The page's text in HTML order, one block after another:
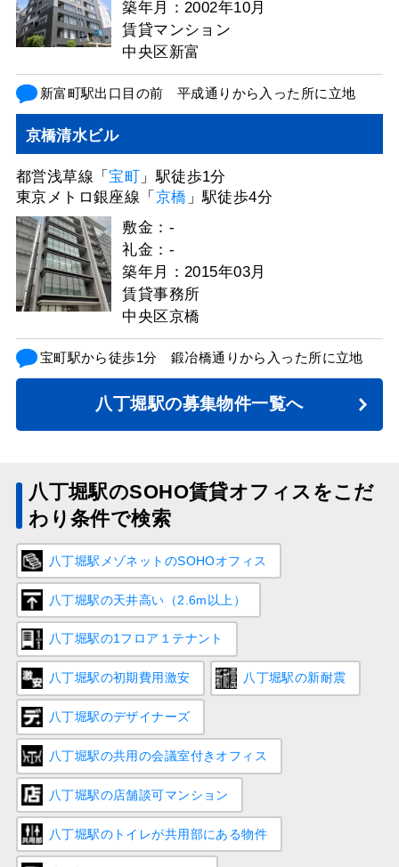
築年月：2002年10月
賃貸マンション
中央区新富
新富町駅出口目の前 平成通りから入った所に立地
京橋清水ビル
都営浅草線「宝町
」駅徒歩1分
東京メトロ銀座線「 京橋 」駅徒歩4分
敷金：-
礼金：-
築年月：2015年03月
賃貸事務所
中央区京橋
宝町駅から徒歩1分 鍛冶橋通りから入った所に立地
八丁堀駅の募集物件一覧へ
八丁堀駅のSOHO賃貸オフィスをこだ
わり条件で検索
八丁堀駅メゾネットのSOHOオフィス
八丁堀駅の天井高い（2.6m以上）
八丁堀駅の1フロア１テナント
八丁堀駅の初期費用激安 八丁堀駅の新耐震
八丁堀駅のデザイナーズ
八丁堀駅の共用の会議室付きオフィス
八丁堀駅の店舗談可マンション
八丁堀駅のトイレが共用部にある物件